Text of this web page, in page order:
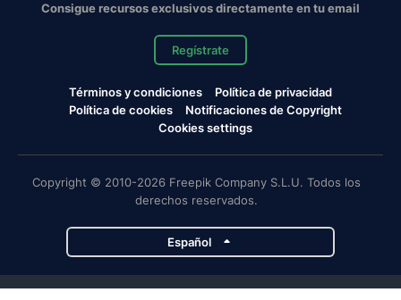
Consigue recursos exclusivos directamente en tu email
Regístrate
Términos y condiciones
Política de privacidad
Política de cookies
Notificaciones de Copyright
Cookies settings
Copyright © 2010-2026 Freepik Company S.L.U. Todos los
derechos reservados.
Español